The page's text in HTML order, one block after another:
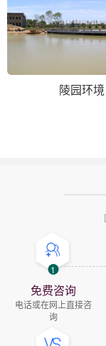
陵园环境
1
免费咨询
电话或在网上直接咨
询